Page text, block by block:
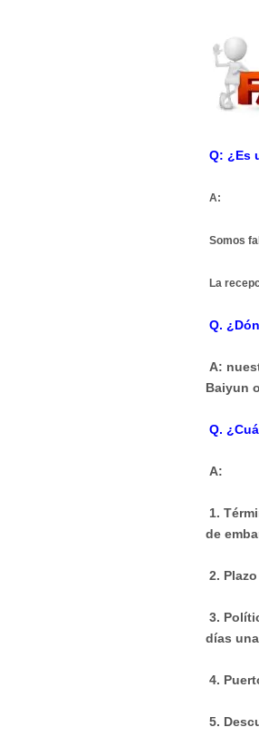
Q: ¿Es
A:
Somos
La
Q.
A:
Baiyun
Q.
A:
1.
de
2.
3.
días
4.
5.